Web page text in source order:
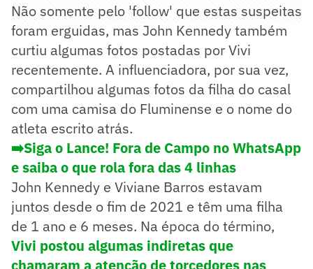
Não somente pelo 'follow' que estas suspeitas
foram erguidas, mas John Kennedy também
curtiu algumas fotos postadas por Vivi
recentemente. A influenciadora, por sua vez,
compartilhou algumas fotos da filha do casal
com uma camisa do Fluminense e o nome do
atleta escrito atrás.
➡️Siga o Lance! Fora de Campo no WhatsApp
e saiba o que rola fora das 4 linhas
John Kennedy e Viviane Barros estavam
juntos desde o fim de 2021 e têm uma filha
de 1 ano e 6 meses. Na época do término,
Vivi postou algumas indiretas que
chamaram a atenção de torcedores nas